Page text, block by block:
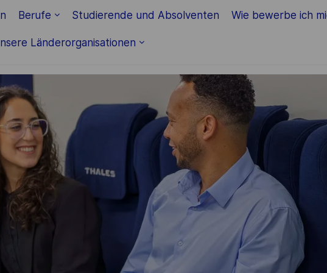
Berufe Studierende und Absolventen Wie bewerbe ich
Länderorganisationen